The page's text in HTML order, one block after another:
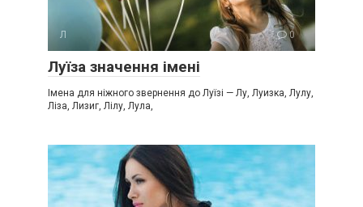
Л 0
Луїза значення імені
Імена для ніжного звернення до Луїзі — Лу, Луизка, Лулу,
Ліза, Лизиг, Лілу, Лула,